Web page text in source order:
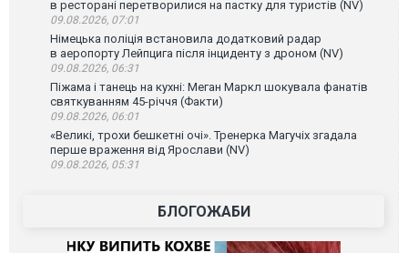
в ресторані перетворилися на пастку для туристів (NV)
09.08.2026, 07:01
Німецька поліція встановила додатковий радар
в аеропорту Лейпцига після інциденту з дроном (NV)
09.08.2026, 06:31
Піжама і танець на кухні: Меган Маркл шокувала фанатів
святкуванням 45-річчя (Факти)
09.08.2026, 06:01
«Великі, трохи бешкетні очі». Тренерка Магучіх згадала
перше враження від Ярослави (NV)
09.08.2026, 05:31
БЛОГОЖАБИ